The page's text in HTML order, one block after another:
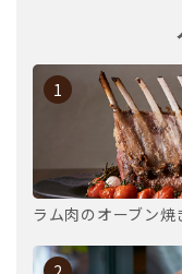
1
ラム肉のオーブン焼